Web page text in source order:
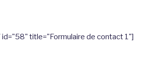
title="Formulaire de contact 1"]